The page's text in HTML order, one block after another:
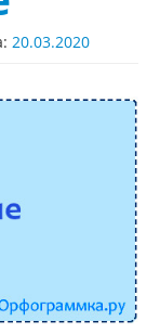
20.03.2020